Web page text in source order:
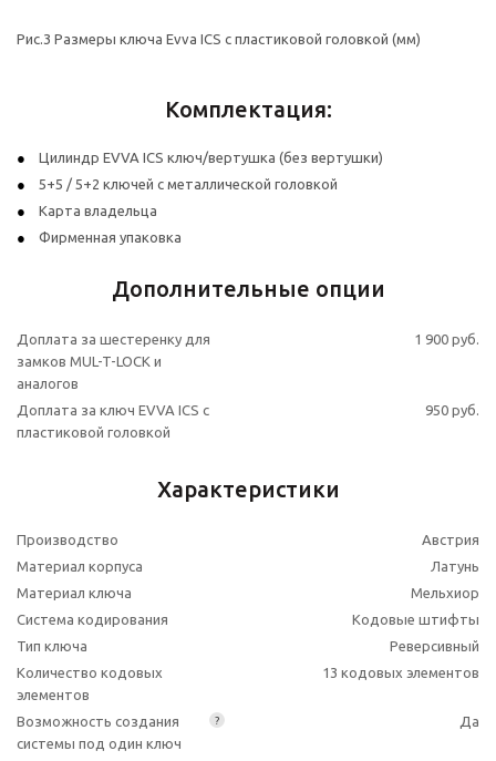
Рис.3 Размеры ключа Evva ICS с пластиковой головкой (мм)
Комплектация:
Цилиндр EVVA ICS ключ/вертушка (без вертушки)
5+5 / 5+2 ключей с металлической головкой
Карта владельца
Фирменная упаковка
Дополнительные опции
Доплата за шестеренку для
замков MUL-T-LOCK и
аналогов
1 900 руб.
Доплата за ключ EVVA ICS с
пластиковой головкой
950 руб.
Характеристики
Производство
Австрия
Материал корпуса
Латунь
Материал ключа
Мельхиор
Система кодирования
Кодовые штифты
Тип ключа
Реверсивный
Количество кодовых
элементов
13 кодовых элементов
?
Возможность создания
системы под один ключ
Да